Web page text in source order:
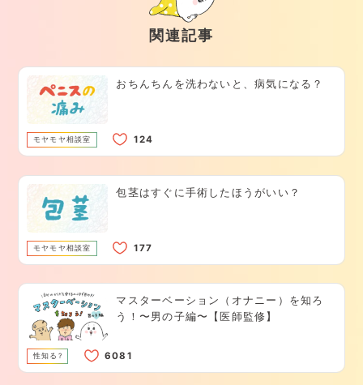
関連記事
おちんちんを洗わないと、病気になる？
モヤモヤ相談室
包茎はすぐに手術したほうがいい？
モヤモヤ相談室
マスターベーション（オナニー）を知ろ
う！〜男の子編〜【医師監修】
性知る?